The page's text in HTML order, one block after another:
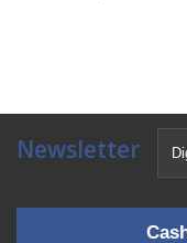
Newsletter